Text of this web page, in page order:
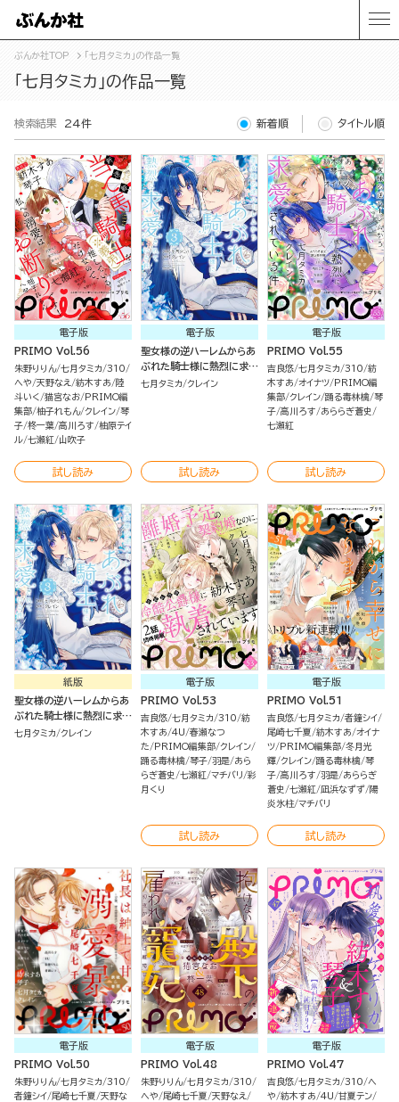
ぶんか社TOP 「七月タミカ」の作品一覧
「七月タミカ」の作品一覧
検索結果 24件 新着順 タイトル順
電子版
PRIMO Vol.56
朱野りりん 七月タミカ 310
へや 天野なえ 紡木すあ
陸
斗いく 猫宮なお
PRIMO編
集部 柚子れもん クレイン 琴
子 柊一葉 高川ろす 柚原テイ
ル 七瀬紅 山吹子
試し読み
電子版
聖女様の逆ハーレムからあ
ぶれた騎士様に熱烈に求愛
されている件 （3）
七月タミカ クレイン
試し読み
電子版
PRIMO Vol.55
吉良悠 七月タミカ 310 紡
木すあ オイナツ
PRIMO編
集部 クレイン 踊る毒林檎 琴
子 高川ろす
あららぎ蒼史
七瀬紅
試し読み
紙版
聖女様の逆ハーレムからあ
ぶれた騎士様に熱烈に求愛
されている件（３）
七月タミカ クレイン
電子版
PRIMO Vol.53
吉良悠 七月タミカ 310 紡
木すあ 4U 春瀬なつ
た
PRIMO編集部 クレイン
踊る毒林檎 琴子 羽是 あら
らぎ蒼史
七瀬紅 マチバリ 彩
月くり
試し読み
電子版
PRIMO Vol.51
吉良悠 七月タミカ 者鐘シイ
尾崎七千夏 紡木すあ オイナ
ツ
PRIMO編集部 冬月光
輝 クレイン 踊る毒林檎 琴
子 高川ろす 羽是 あららぎ
蒼史
七瀬紅 凪浜なずず 陽
炎氷柱 マチバリ
試し読み
電子版
PRIMO Vol.50
朱野りりん 七月タミカ 310
者鐘シイ 尾崎七千夏 天野な
電子版
PRIMO Vol.48
朱野りりん 七月タミカ 310
へや 尾崎七千夏 天野なえ
電子版
PRIMO Vol.47
吉良悠 七月タミカ 310 へ
や 紡木すあ 4U 甘夏テン